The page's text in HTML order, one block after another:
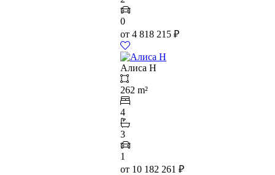
0
от 4 818 215 ₽
Алиса Н
262 m²
4
3
1
от 10 182 261 ₽